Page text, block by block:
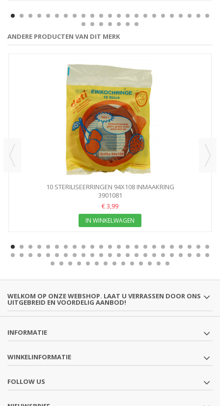
ANDERE PRODUCTEN VAN DIT MERK
10 STERILISEERRINGEN 94X108 INMAAKRING
3901081
€ 3,99
IN WINKELWAGEN
WELKOM OP ONZE WEBSHOP. LAAT U VERRASSEN DOOR ONS
UITGEBREID EN VOORDELIG AANBOD!
INFORMATIE
WINKELINFORMATIE
FOLLOW US